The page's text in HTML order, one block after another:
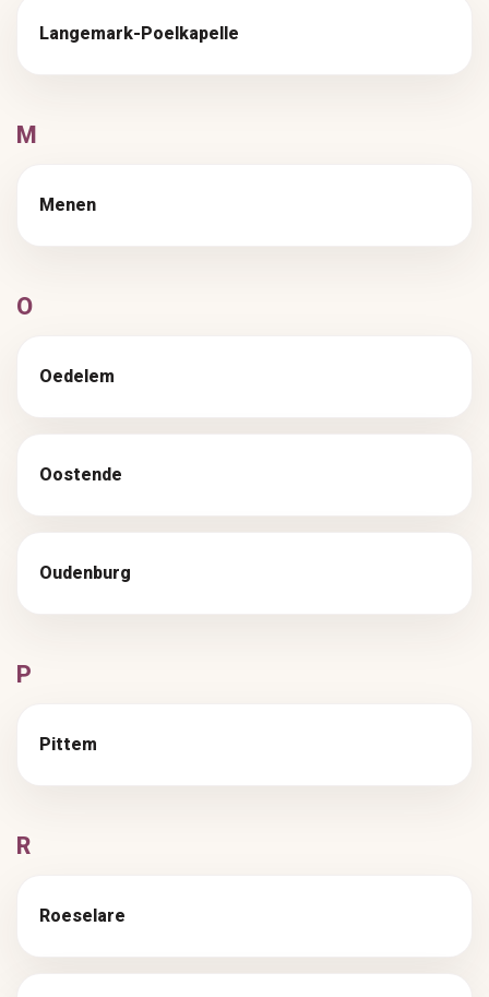
Langemark-Poelkapelle
M
Menen
O
Oedelem
Oostende
Oudenburg
P
Pittem
R
Roeselare